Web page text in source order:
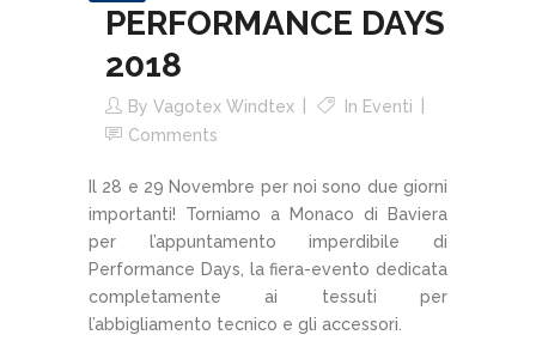
PERFORMANCE DAYS
2018
By Vagotex Windtex In Eventi
Comments
Il 28 e 29 Novembre per noi sono due giorni
importanti! Torniamo a Monaco di Baviera
per l’appuntamento imperdibile di
Performance Days, la fiera-evento dedicata
completamente ai tessuti per
l’abbigliamento tecnico e gli accessori.